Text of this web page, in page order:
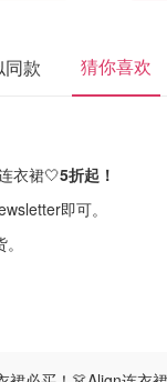
同款 猜你喜欢
衣裙🤍5折起！
即可。